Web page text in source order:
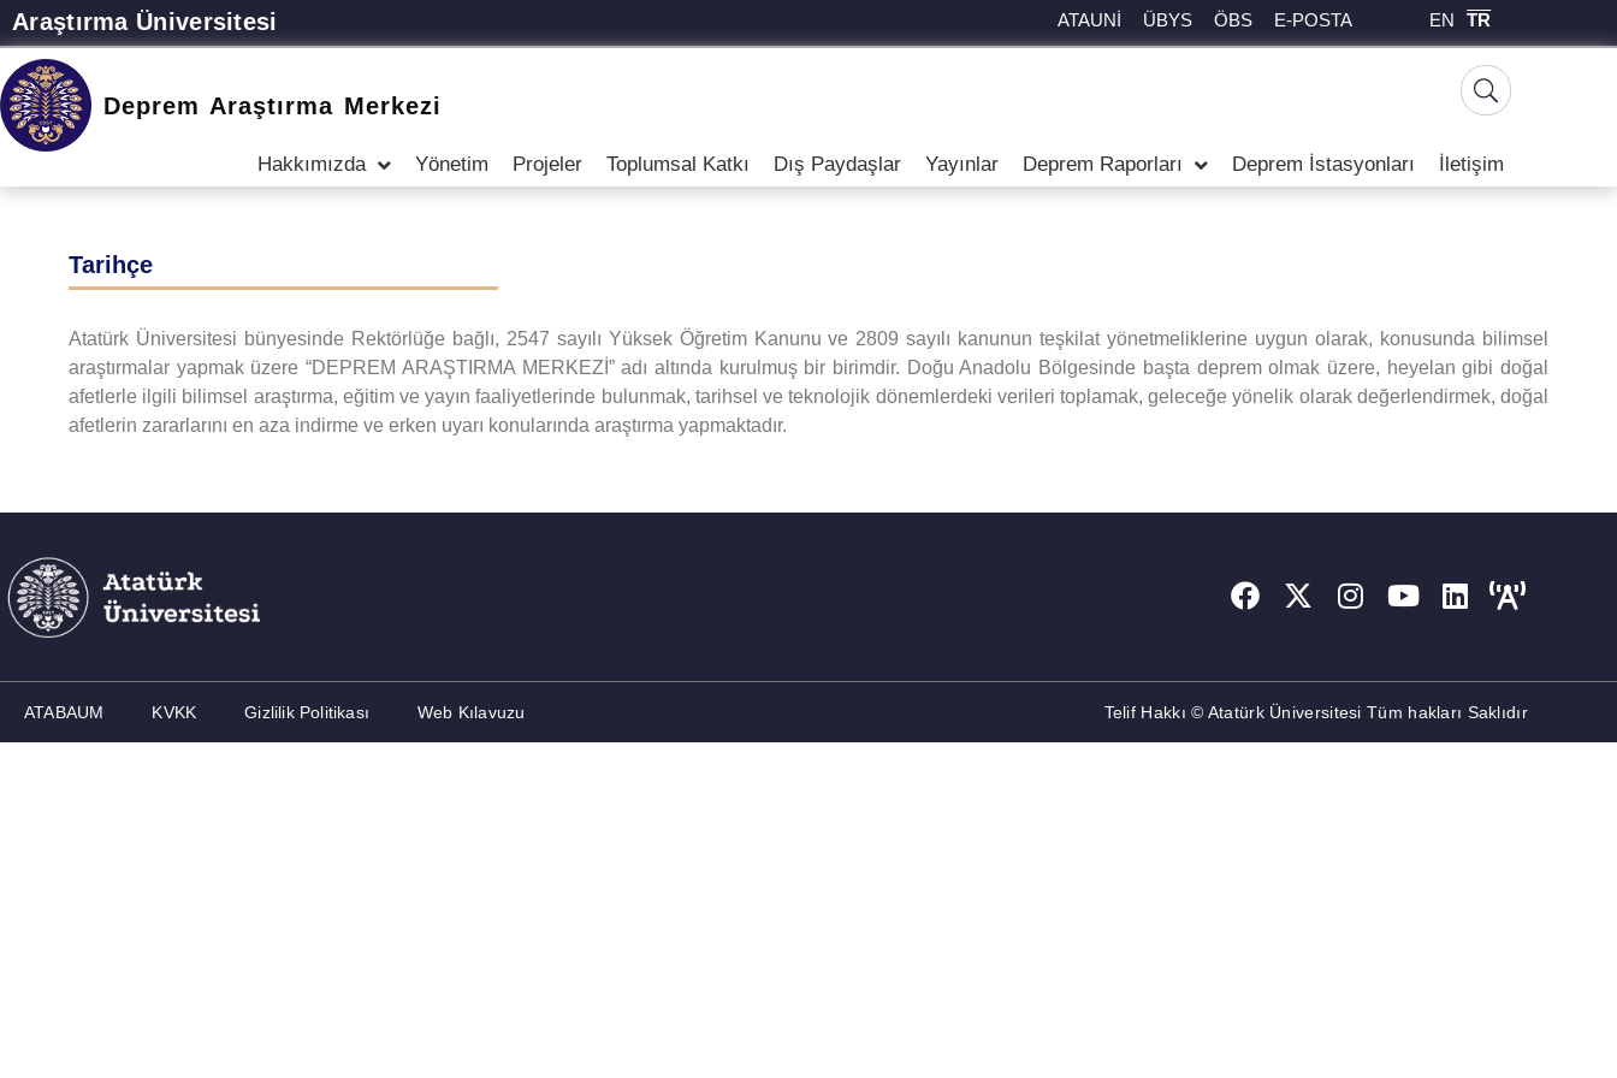
Araştırma Üniversitesi ATAUNİ ÜBYS ÖBS E-POSTA EN TR
Deprem Araştırma Merkezi
Hakkımızda Yönetim Projeler Toplumsal Katkı Dış Paydaşlar Yayınlar Deprem Raporları Deprem İstasyonları İletişim
Tarihçe
Atatürk Üniversitesi bünyesinde Rektörlüğe bağlı, 2547 sayılı Yüksek Öğretim Kanunu ve 2809 sayılı kanunun teşkilat yönetmeliklerine uygun olarak, konusunda bilimsel
araştırmalar yapmak üzere “DEPREM ARAŞTIRMA MERKEZİ” adı altında kurulmuş bir birimdir. Doğu Anadolu Bölgesinde başta deprem olmak üzere, heyelan gibi doğal
afetlerle ilgili bilimsel araştırma, eğitim ve yayın faaliyetlerinde bulunmak, tarihsel ve teknolojik dönemlerdeki verileri toplamak, geleceğe yönelik olarak değerlendirmek, doğal
afetlerin zararlarını en aza indirme ve erken uyarı konularında araştırma yapmaktadır.
ATABAUM KVKK Gizlilik Politikası Web Kılavuzu Telif Hakkı © Atatürk Üniversitesi Tüm hakları Saklıdır